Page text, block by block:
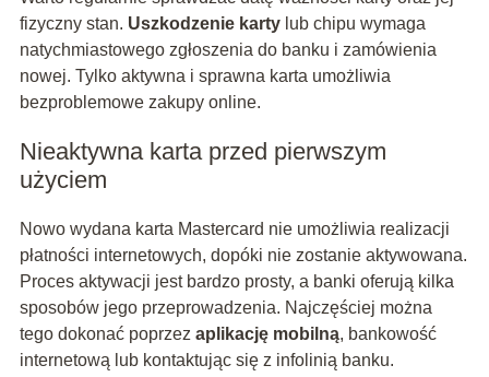
fizyczny stan. Uszkodzenie kartylub chipu wymaga
natychmiastowego zgłoszenia do banku i zamówienia
nowej. Tylko aktywna i sprawna karta umożliwia
bezproblemowe zakupy online.
Nieaktywna karta przed pierwszym
użyciem
Nowo wydana karta Mastercard nie umożliwia realizacji
płatności internetowych, dopóki nie zostanie aktywowana.
Proces aktywacji jest bardzo prosty, a banki oferują kilka
sposobów jego przeprowadzenia. Najczęściej można
tego dokonać poprzez aplikację mobilną, bankowość
internetową lub kontaktując się z infolinią banku.